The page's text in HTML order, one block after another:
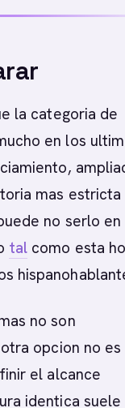
la categoria de
en los
mas estricta
no serlo
tal como esta
no son
opcion no
el alcance
identica suele